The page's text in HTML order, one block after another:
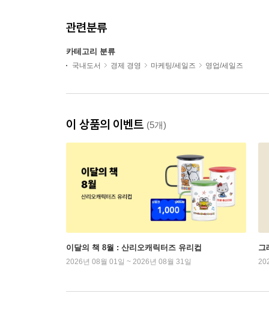
관련분류
카테고리 분류
국내도서 경제 경영 마케팅/세일즈 영업/세일즈
이 상품의 이벤트 (5개)
이달의 책 8월 : 산리오캐릭터즈 유리컵
2026년 08월 01일 ~ 2026년 08월 31일
그